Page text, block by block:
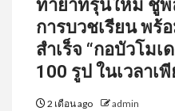
ทายาทรุ่นใหม่ ชูพ
การบวชเรียน พร้
สำเร็จ “กอบัวโมเ
100 รูป ในเวลาเพี
2 เดือน ago admin